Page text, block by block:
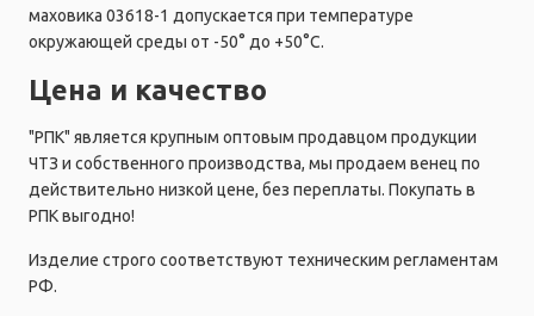
маховика 03618-1 допускается при температуре
окружающей среды от -50° до +50°C.
Цена и качество
"РПК" является крупным оптовым продавцом продукции
ЧТЗ и собственного производства, мы продаем венец по
действительно низкой цене, без переплаты. Покупать в
РПК выгодно!
Изделие строго соответствуют техническим регламентам
РФ.